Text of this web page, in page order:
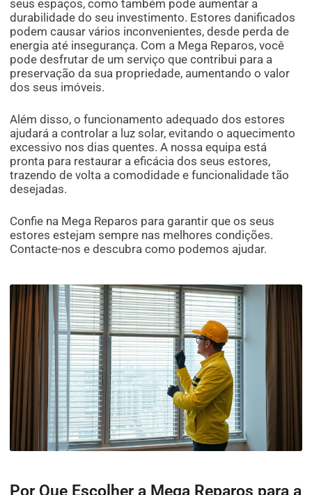
seus espaços, como também pode aumentar a
durabilidade do seu investimento. Estores danificados
podem causar vários inconvenientes, desde perda de
energia até insegurança. Com a Mega Reparos, você
pode desfrutar de um serviço que contribui para a
preservação da sua propriedade, aumentando o valor
dos seus imóveis.
Além disso, o funcionamento adequado dos estores
ajudará a controlar a luz solar, evitando o aquecimento
excessivo nos dias quentes. A nossa equipa está
pronta para restaurar a eficácia dos seus estores,
trazendo de volta a comodidade e funcionalidade tão
desejadas.
Confie na Mega Reparos para garantir que os seus
estores estejam sempre nas melhores condições.
Contacte-nos e descubra como podemos ajudar.
Por Que Escolher a Mega Reparos para a